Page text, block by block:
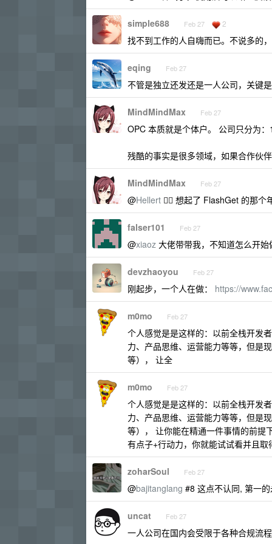
simple688 Feb 27 2
找不到工作的人自嗨而已。不说多的
eqing Feb 27
不管是独立还发还是一人公司，关键
MindMindMax Feb 27
OPC 本质就是个体户。 公司只分为
残酷的事实是很多领域，如果合作伙
MindMindMax Feb 27
@Hellert 🙋‍♂️ 想起了 FlashGet 的那个
falser101 Feb 27
@xiaoz 大佬带带我，不知道怎么开始
devzhaoyou Feb 27
刚起步，一个人在做： https://
m0mo Feb 27
个人感觉是是这样的：以前全栈开发
力、产品思维、运营能力等等，但是
等）， 让全
m0mo Feb 27
个人感觉是是这样的：以前全栈开发
力、产品思维、运营能力等等，但是
等）， 让你能在精通一件事情的前提
有点子+行动力，你就能试试看并且取
zoharSoul Feb 27
@bajitanglang #8 这点不认同, 第一
uncat Feb 27
一人公司在国内会受限于各种合规流